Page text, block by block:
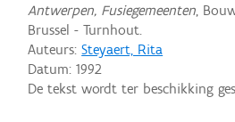
Antwerpen, Fusiegemeenten,
Brussel - Turnhout.
Auteurs:Steyaert, Rita
Datum:1992
De tekst wordt ter beschikking